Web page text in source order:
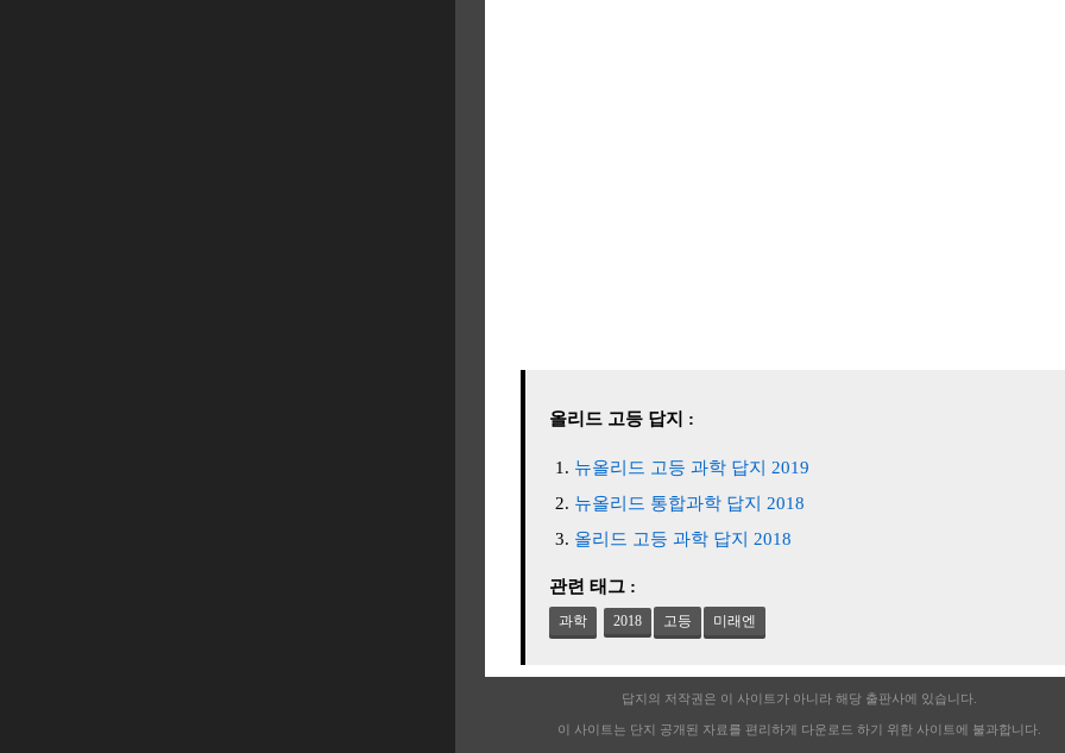
올리드 고등 답지 :
뉴올리드 고등 과학 답지 2019
뉴올리드 통합과학 답지 2018
올리드 고등 과학 답지 2018
관련 태그 :
과학 2018 고등 미래엔
답지의 저작권은 이 사이트가 아니라 해당 출판사에 있습니다.
이 사이트는 단지 공개된 자료를 편리하게 다운로드 하기 위한 사이트에 불과합니다.